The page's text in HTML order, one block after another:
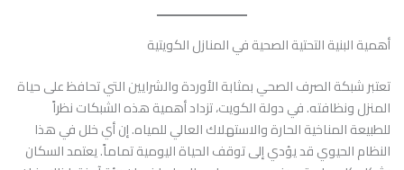
أهمية البنية التحتية الصحية في المنازل الكويتية
تعتبر شبكة الصرف الصحي بمثابة الأوردة والشرايين التي تحافظ على حياة
المنزل ونظافته. في دولة الكويت، تزداد أهمية هذه الشبكات نظراً
للطبيعة المناخية الحارة والاستهلاك العالي للمياه. إن أي خلل في هذا
النظام الحيوي قد يؤدي إلى توقف الحياة اليومية تماماً. يعتمد السكان